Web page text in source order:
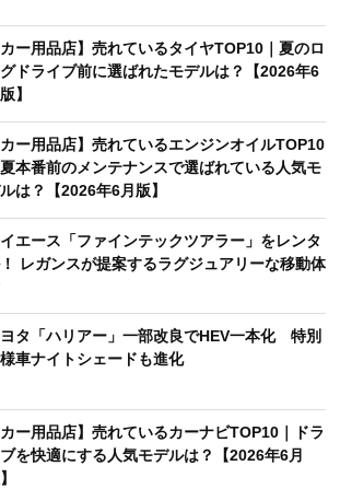
カー用品店】売れているタイヤTOP10｜夏のロ
ドライブ前に選ばれたモデルは？【2026年6
】
カー用品店】売れているエンジンオイルTOP10
夏本番前のメンテナンスで選ばれている人気モ
は？【2026年6月版】
エース「ファインテックツアラー」をレンタ
レガンスが提案するラグジュアリーな移動体
ヨタ「ハリアー」一部改良でHEV一本化 特別
車ナイトシェードも進化
カー用品店】売れているカーナビTOP10｜ドラ
を快適にする人気モデルは？【2026年6月